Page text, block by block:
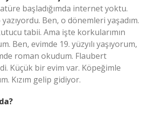
başladığımda internet yoktu.
Ben, o dönemleri yaşadım.
tabii. Ama işte korkularımın
Ben, evimde 19. yüzyılı yaşıyorum,
roman okudum. Flaubert
Küçük bir evim var. Köpeğimle
Kızım gelip gidiyor.